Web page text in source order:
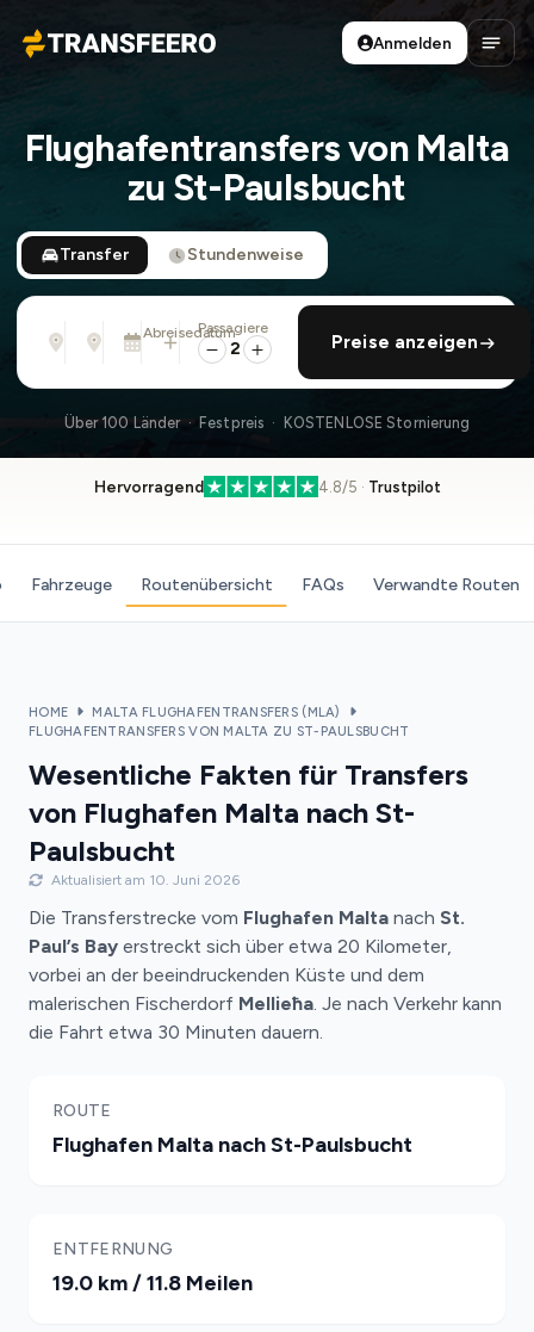
Transfeero
Anmelden
Flughafentransfers von Malta
zu St-Paulsbucht
Transfer Stundenweise
Von
Adresse, Flughafen, Hotel, ...
Nach
Adresse, Flughafen, Hotel, ...
Abreisedatum
Di., 11. Aug. · 01:45 PM
rückfahrt hinzufügen
Passagiere
2 Preise anzeigen
Über 100 Länder · Festpreis · KOSTENLOSE Stornierung
Hervorragend 4.8/5 · Trustpilot
Fahrzeuge Routenübersicht FAQs Verwandte Routen
HOME
MALTA FLUGHAFENTRANSFERS (MLA)
FLUGHAFENTRANSFERS VON MALTA ZU ST-PAULSBUCHT
Wesentliche Fakten für Transfers
von Flughafen Malta nach St-
Paulsbucht
Aktualisiert am 10. Juni 2026
Die Transferstrecke vom Flughafen Malta nach St.
Paul’s Bay erstreckt sich über etwa 20 Kilometer,
vorbei an der beeindruckenden Küste und dem
malerischen Fischerdorf Mellieħa. Je nach Verkehr kann
die Fahrt etwa 30 Minuten dauern.
ROUTE
Flughafen Malta nach St-Paulsbucht
ENTFERNUNG
19.0 km / 11.8 Meilen